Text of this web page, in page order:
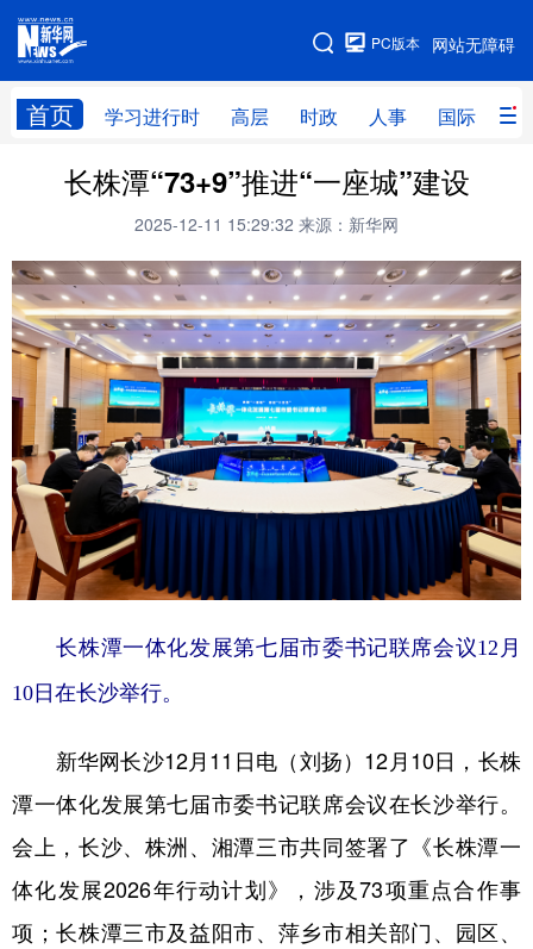
网站无障碍
PC版本
首页 学习进行时 高层 时政 人事 国际 财
网站地图
学习进行时 高层 时政 人事
财经 网评
台湾 思客智库 全球连线 教育
科技 科创 量子 体育
文化 书画 健康 军事
访谈 视频 图片 政务
法律 中央文件 金融 汽车
食品 人居 数字经济
学术中国 乡村振兴 溯源中国
彩票
文化产业
北京 天津 河北 山西
长株潭“73+9”推进“一座城”建设
2025-12-11 15:29:32 来源：新华网
长株潭一体化发展第七届市委书记联席会议12月
10日在长沙举行。
新华网长沙12月11日电（刘扬）12月10日，长株
潭一体化发展第七届市委书记联席会议在长沙举行。
会上，长沙、株洲、湘潭三市共同签署了《长株潭一
体化发展2026年行动计划》，涉及73项重点合作事
项；长株潭三市及益阳市、萍乡市相关部门、园区、